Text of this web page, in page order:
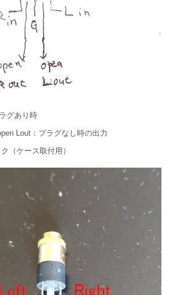
グあり時
Lout：プラグなし時の出力
（ケース取付用）